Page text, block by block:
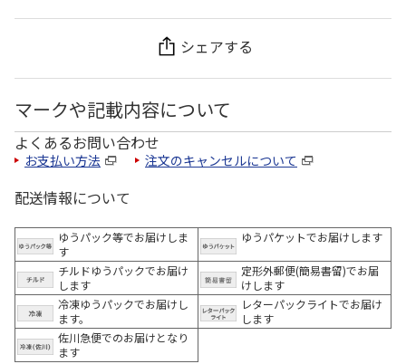
シェアする
マークや記載内容について
よくあるお問い合わせ
お支払い方法 注文のキャンセルについて
配送情報について
ゆうパック等でお届けしま
す
ゆうパケットでお届けします
チルドゆうパックでお届け
します
定形外郵便(簡易書留)でお届
けします
冷凍ゆうパックでお届けし
ます。
レターパックライトでお届け
します
佐川急便でのお届けとなり
ます